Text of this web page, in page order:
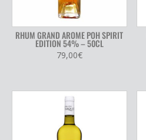
RHUM GRAND AROME POH SPIRIT
EDITION 54% – 50CL
79,00€